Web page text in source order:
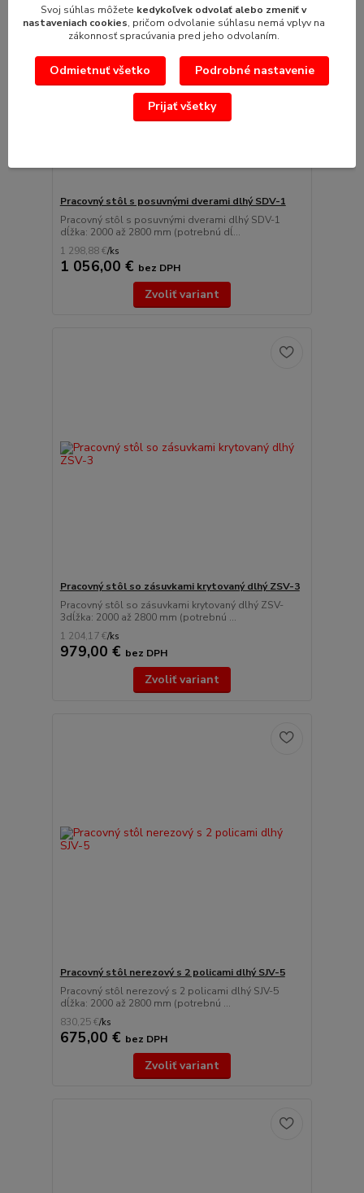
Pracovný stôl s posuvnými dverami dlhý SDV-1
Pracovný stôl s posuvnými dverami dlhý SDV-1
dĺžka: 2000 až 2800 mm (potrebnú dĺ...
1 298,88 €/ks
1 056,00 € bez DPH
Zvoliť variant
Pracovný stôl so zásuvkami krytovaný dlhý ZSV-3
Pracovný stôl so zásuvkami krytovaný dlhý ZSV-
3dĺžka: 2000 až 2800 mm (potrebnú ...
1 204,17 €/ks
979,00 € bez DPH
Zvoliť variant
Pracovný stôl nerezový s 2 policami dlhý SJV-5
Pracovný stôl nerezový s 2 policami dlhý SJV-5
dĺžka: 2000 až 2800 mm (potrebnú ...
830,25 €/ks
675,00 € bez DPH
Zvoliť variant
Svoj súhlas môžete kedykoľvek odvolať alebo zmeniť v
nastaveniach cookies, pričom odvolanie súhlasu nemá vplyv na
zákonnosť spracúvania pred jeho odvolaním.
Odmietnuť všetko Podrobné nastavenie
Prijať všetky